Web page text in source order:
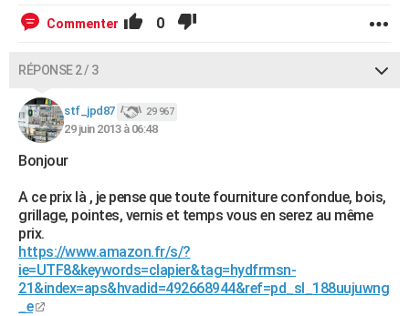
Commenter 0
RÉPONSE 2 / 3
stf_jpd87 29 967
29 juin 2013 à 06:48
Bonjour
A ce prix là , je pense que toute fourniture confondue, bois,
grillage, pointes, vernis et temps vous en serez au même
prix.
https://www.amazon.fr/s/?
ie=UTF8&keywords=clapier&tag=hydfrmsn-
21&index=aps&hvadid=492668944&ref=pd_sl_188uujuwng
_e